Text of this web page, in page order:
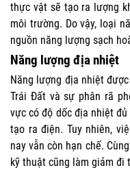
thực vật sẽ tạo ra lượng
môi trường. Do vậy, loại
nguồn năng lượng sạch
Năng lượng địa nhiệt
Năng lượng địa nhiệt
Trái Đất và sự phân rã
vực có độ dốc địa nhiệt
tạo ra điện. Tuy nhiên,
nay vẫn còn hạn chế.
kỹ thuật cũng làm giảm